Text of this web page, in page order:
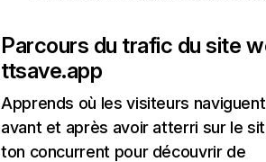
Parcours du trafic du site
ttsave.app
Apprends où les visiteurs naviguent
avant et après avoir atterri sur le
ton concurrent pour découvrir de